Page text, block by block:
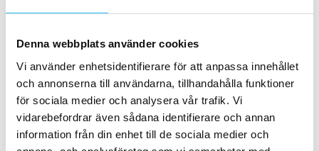
Denna webbplats använder cookies
Vi använder enhetsidentifierare för att anpassa innehållet
och annonserna till användarna, tillhandahålla funktioner
för sociala medier och analysera vår trafik. Vi
vidarebefordrar även sådana identifierare och annan
information från din enhet till de sociala medier och